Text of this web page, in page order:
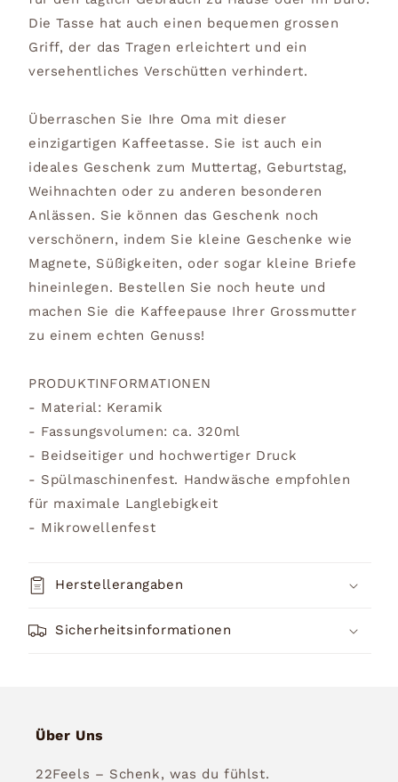
Die Tasse hat auch einen bequemen grossen
Griff, der das Tragen erleichtert und ein
versehentliches Verschütten verhindert.
Überraschen Sie Ihre Oma mit dieser
einzigartigen Kaffeetasse. Sie ist auch ein
ideales Geschenk zum Muttertag, Geburtstag,
Weihnachten oder zu anderen besonderen
Anlässen. Sie können das Geschenk noch
verschönern, indem Sie kleine Geschenke wie
Magnete, Süßigkeiten, oder sogar kleine Briefe
hineinlegen. Bestellen Sie noch heute und
machen Sie die Kaffeepause Ihrer Grossmutter
zu einem echten Genuss!
PRODUKTINFORMATIONEN
- Material: Keramik
- Fassungsvolumen: ca. 320ml
- Beidseitiger und hochwertiger Druck
- Spülmaschinenfest. Handwäsche empfohlen
für maximale Langlebigkeit
- Mikrowellenfest
Herstellerangaben
Sicherheitsinformationen
Über Uns
22Feels – Schenk, was du fühlst.